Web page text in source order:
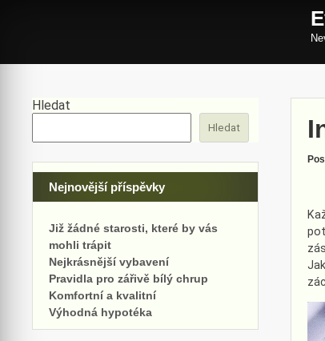
Hledat
Hledat
Nejnovější příspěvky
Již žádné starosti, které by vás
mohli trápit
Nejkrásnější vybavení
Pravidla pro zářivě bílý chrup
Komfortní a kvalitní
Výhodná hypotéka